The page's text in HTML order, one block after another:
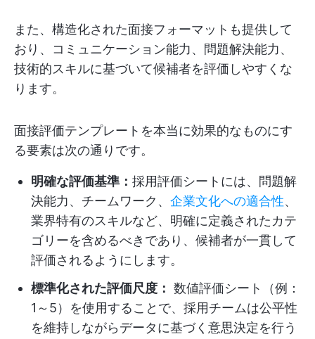
また、構造化された面接フォーマットも提供して
おり、コミュニケーション能力、問題解決能力、
技術的スキルに基づいて候補者を評価しやすくな
ります。
面接評価テンプレートを本当に効果的なものにす
る要素は次の通りです。
明確な評価基準： 採用評価シートには、問題解
決能力、チームワーク、 企業文化への適合性、
業界特有のスキルなど、明確に定義されたカテ
ゴリーを含めるべきであり、候補者が一貫して
評価されるようにします。
標準化された評価尺度： 数値評価シート（例：
1～5）を使用することで、採用チームは公平性
を維持しながらデータに基づく意思決定を行う